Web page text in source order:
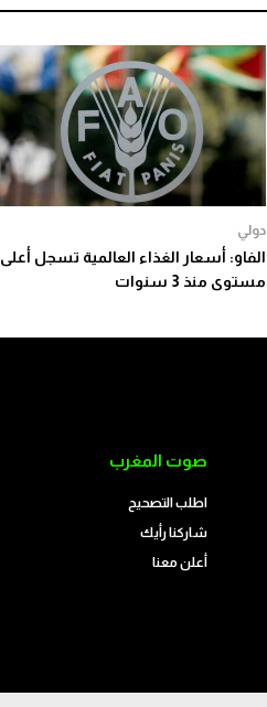
دولي
الفاو: أسعار الغذاء العالمية تسجل أعلى
مستوى منذ 3 سنوات
صوت المغرب
اطلب التصحيح
شاركنا رأيك
أعلن معنا